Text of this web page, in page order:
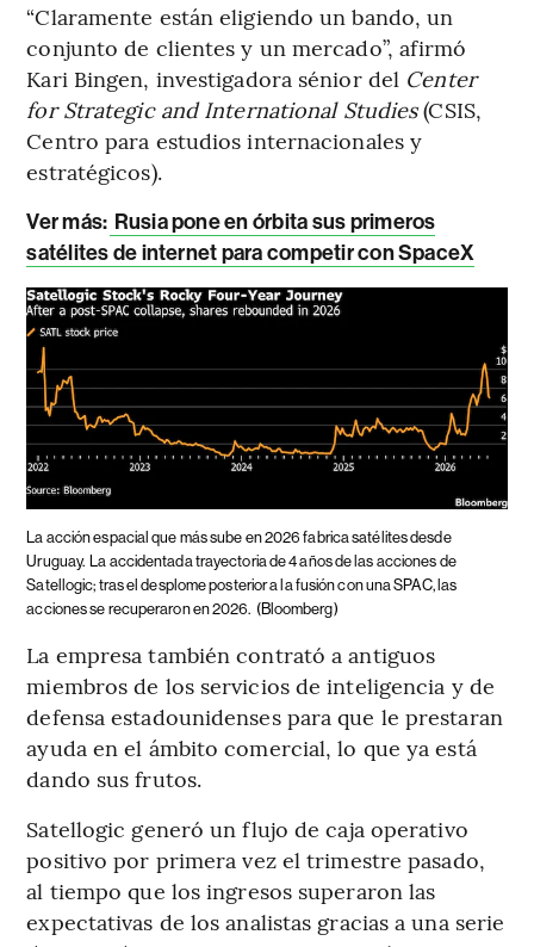
“Claramente están eligiendo un bando, un
conjunto de clientes y un mercado”, afirmó
Kari Bingen, investigadora sénior del Center
for Strategic and International Studies(CSIS,
Centro para estudios internacionales y
estratégicos).
Ver más: Rusia pone en órbita sus primeros
satélites de internet para competir con SpaceX
La acción espacial que más sube en 2026 fabrica satélites desde
Uruguay. La accidentada trayectoria de 4 años de las acciones de
Satellogic; tras el desplome posterior a la fusión con una SPAC, las
acciones se recuperaron en 2026. (Bloomberg)
La empresa también contrató a antiguos
miembros de los servicios de inteligencia y de
defensa estadounidenses para que le prestaran
ayuda en el ámbito comercial, lo que ya está
dando sus frutos.
Satellogic generó un flujo de caja operativo
positivo por primera vez el trimestre pasado,
al tiempo que los ingresos superaron las
expectativas de los analistas gracias a una serie